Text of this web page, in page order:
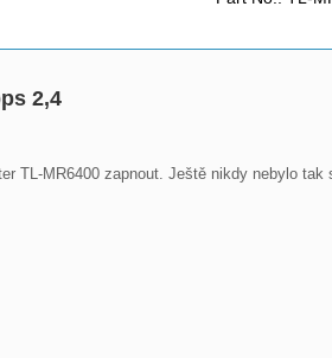
2,4
TL-MR6400 zapnout. Ještě nikdy nebylo tak